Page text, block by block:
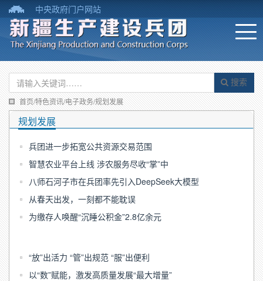
中央政府门户网站
搜索
首页/特色资讯/电子政务/规划发展
规划发展
兵团进一步拓宽公共资源交易范围
智慧农业平台上线 涉农服务尽收“掌”中
八师石河子市在兵团率先引入DeepSeek大模型
从春天出发，一刻都不能耽误
为缴存人唤醒“沉睡公积金”2.8亿余元
“放”出活力 “管”出规范 “服”出便利
以“数”赋能，激发高质量发展“最大增量”